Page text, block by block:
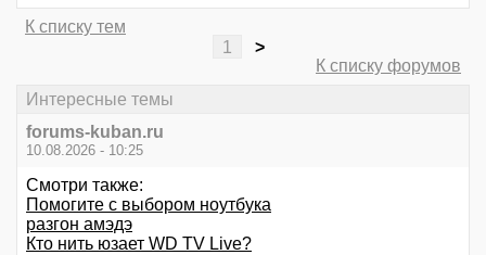
К списку тем
1
>
К списку форумов
Интересные темы
forums-kuban.ru
10.08.2026 - 10:25
Смотри также:
Помогите с выбором ноутбука
разгон амэдэ
Кто нить юзает WD TV Live?